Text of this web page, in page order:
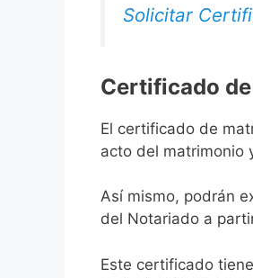
Solicitar
Certificado
El certificado de
acto del matrimonio
Así mismo, podrán
del Notariado a
Este certificado